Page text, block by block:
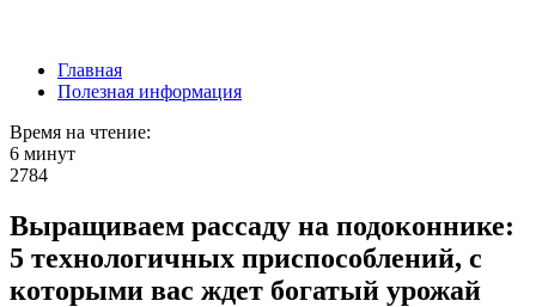
Главная
Полезная информация
Время на чтение:
6 минут
2784
Выращиваем рассаду на подоконнике:
5 технологичных приспособлений, с
которыми вас ждет богатый урожай